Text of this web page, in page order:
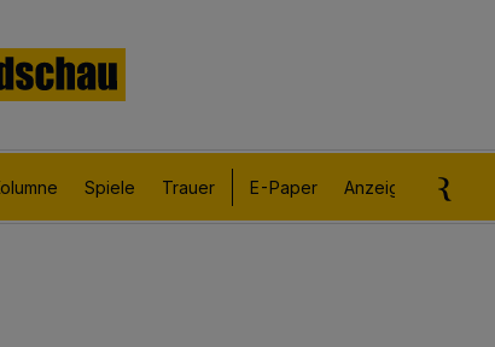
Spiele Trauer E-Paper Anzeigen aufgeben